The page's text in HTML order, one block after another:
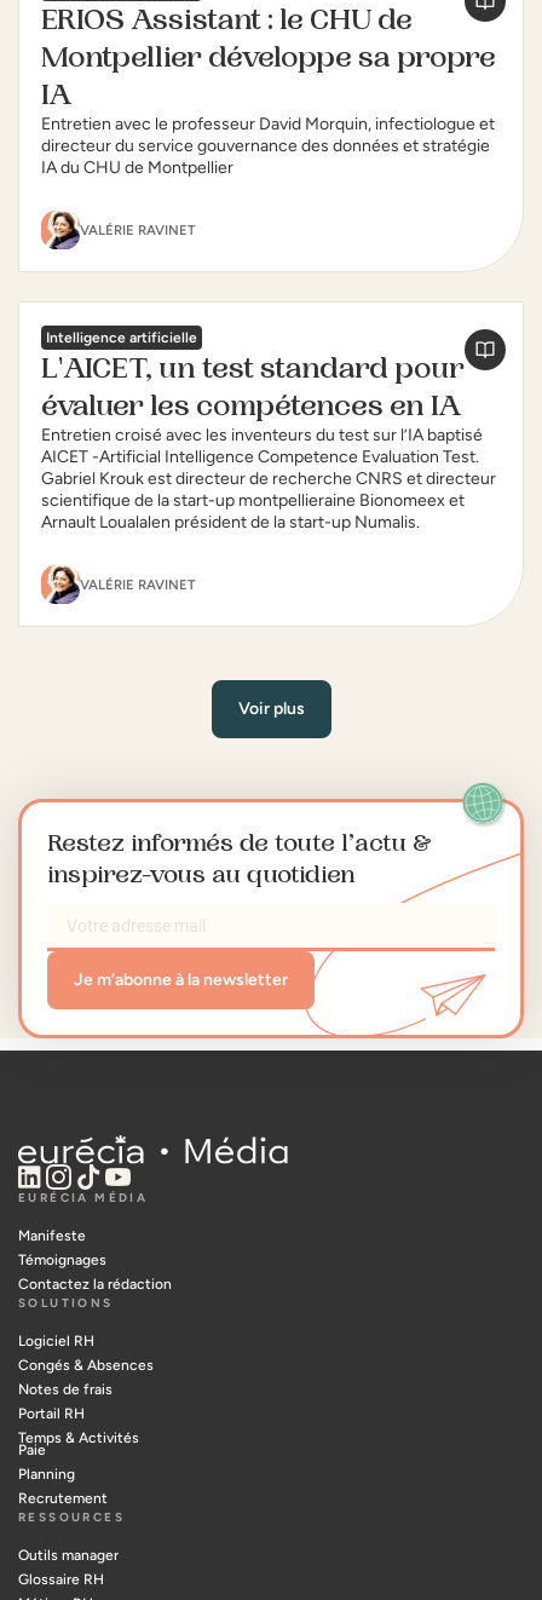
ERIOS Assistant : le CHU de
Montpellier développe sa propre
IA
Entretien avec le professeur David Morquin, infectiologue et
directeur du service gouvernance des données et stratégie
IA du CHU de Montpellier
VALÉRIE RAVINET
Intelligence artificielle
L'AICET, un test standard pour
évaluer les compétences en IA
Entretien croisé avec les inventeurs du test sur l’IA baptisé
AICET -Artificial Intelligence Competence Evaluation Test.
Gabriel Krouk est directeur de recherche CNRS et directeur
scientifique de la start-up montpellieraine Bionomeex et
Arnault Loualalen président de la start-up Numalis.
VALÉRIE RAVINET
Voir plus
Restez informés de toute l’actu &
inspirez-vous au quotidien
Je m’abonne à la newsletter
EURÉCIA MÉDIA
Manifeste
Témoignages
Contactez la rédaction
SOLUTIONS
Logiciel RH
Congés & Absences
Notes de frais
Portail RH
Temps & Activités
Paie
Planning
Recrutement
RESSOURCES
Outils manager
Glossaire RH